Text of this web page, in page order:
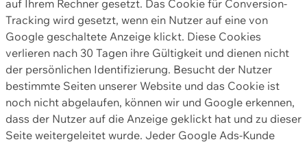
auf Ihrem Rechner gesetzt. Das Cookie für Conversion-
Tracking wird gesetzt, wenn ein Nutzer auf eine von
Google geschaltete Anzeige klickt. Diese Cookies
verlieren nach 30 Tagen ihre Gültigkeit und dienen nicht
der persönlichen Identifizierung. Besucht der Nutzer
bestimmte Seiten unserer Website und das Cookie ist
noch nicht abgelaufen, können wir und Google erkennen,
dass der Nutzer auf die Anzeige geklickt hat und zu dieser
Seite weitergeleitet wurde. Jeder Google Ads-Kunde